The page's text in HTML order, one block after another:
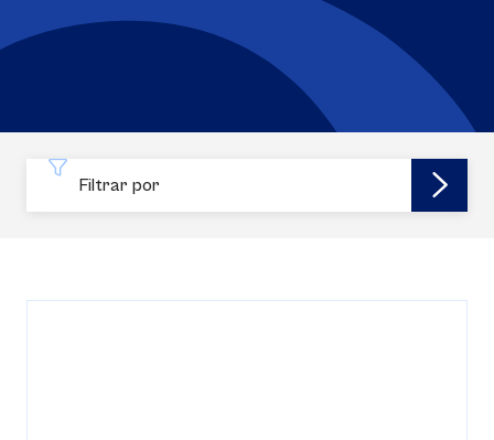
Filtrar por